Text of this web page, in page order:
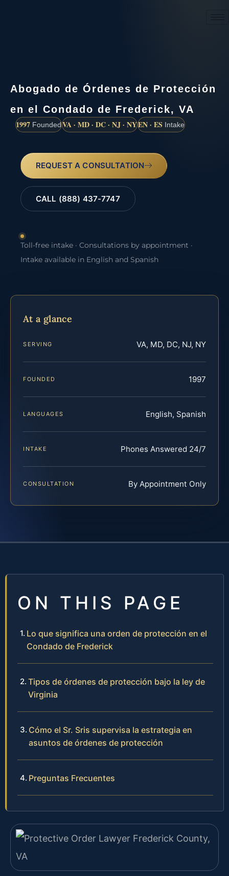
Abogado de Órdenes de Protección
en el Condado de Frederick, VA
1997 FoundedVA · MD · DC · NJ · NYEN · ES Intake
REQUEST A CONSULTATION
CALL (888) 437-7747
Toll-free intake · Consultations by appointment ·
Intake available in English and Spanish
At a glance
SERVING VA, MD, DC, NJ, NY
FOUNDED 1997
LANGUAGES English, Spanish
INTAKE Phones Answered 24/7
CONSULTATION By Appointment Only
ON THIS PAGE
Lo que significa una orden de protección en el
Condado de Frederick
Tipos de órdenes de protección bajo la ley de
Virginia
Cómo el Sr. Sris supervisa la estrategia en
asuntos de órdenes de protección
Preguntas Frecuentes